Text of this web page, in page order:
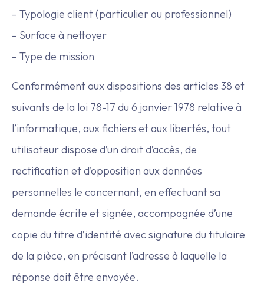
– Typologie client (particulier ou professionnel)
– Surface à nettoyer
– Type de mission
Conformément aux dispositions des articles 38 et
suivants de la loi 78-17 du 6 janvier 1978 relative à
l’informatique, aux fichiers et aux libertés, tout
utilisateur dispose d’un droit d’accès, de
rectification et d’opposition aux données
personnelles le concernant, en effectuant sa
demande écrite et signée, accompagnée d’une
copie du titre d’identité avec signature du titulaire
de la pièce, en précisant l’adresse à laquelle la
réponse doit être envoyée.